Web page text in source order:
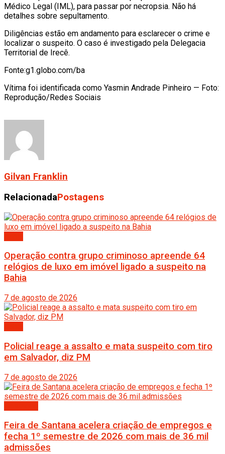
Médico Legal (IML), para passar por necropsia. Não há
detalhes sobre sepultamento.
Diligências estão em andamento para esclarecer o crime e
localizar o suspeito. O caso é investigado pela Delegacia
Territorial de Irecê.
Fonte:g1.globo.com/ba
Vítima foi identificada como Yasmin Andrade Pinheiro — Foto:
Reprodução/Redes Sociais
Gilvan Franklin
RelacionadaPostagens
Operação contra grupo criminoso apreende 64
relógios de luxo em imóvel ligado a suspeito na
Bahia
7 de agosto de 2026
Policial reage a assalto e mata suspeito com tiro
em Salvador, diz PM
7 de agosto de 2026
Feira de Santana acelera criação de empregos e
fecha 1º semestre de 2026 com mais de 36 mil
admissões